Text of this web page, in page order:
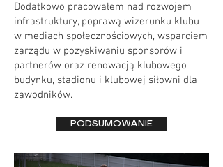
Dodatkowo pracowałem nad rozwojem
infrastruktury, poprawą wizerunku klubu
w mediach społecznościowych, wsparciem
zarządu w pozyskiwaniu sponsorów i
partnerów oraz renowacją klubowego
budynku, stadionu i klubowej siłowni dla
zawodników.
PODSUMOWANIE